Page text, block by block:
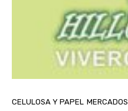
CELULOSA Y PAPEL MERCADOS